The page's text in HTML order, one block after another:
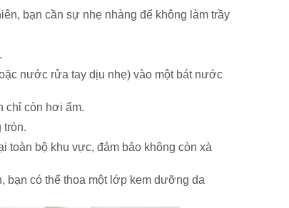
bạn cần sự nhẹ nhàng để không làm trầy
nước rửa tay dịu nhẹ) vào một bát nước
chỉ còn hơi ẩm.
tròn.
toàn bộ khu vực, đảm bảo không còn xà
bạn có thể thoa một lớp kem dưỡng da